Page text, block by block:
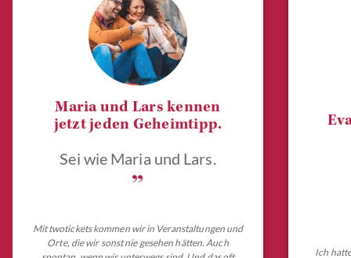
Maria und Lars kennen
jetzt jeden Geheimtipp.
Sei wie Maria und Lars.
„
Mit twotickets kommen wir in Veranstaltungen und
Orte, die wir sonst nie gesehen hätten. Auch
Ich